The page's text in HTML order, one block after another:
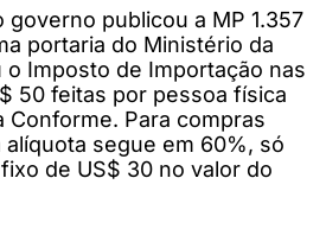
governo publicou a MP 1.357
portaria do Ministério da
Imposto de Importação nas
50 feitas por pessoa física
Conforme. Para compras
alíquota segue em 60%, só
de US$ 30 no valor do